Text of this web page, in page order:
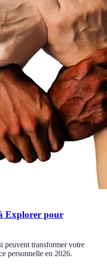
Explorer pour
peuvent transformer votre
personnelle en 2026.